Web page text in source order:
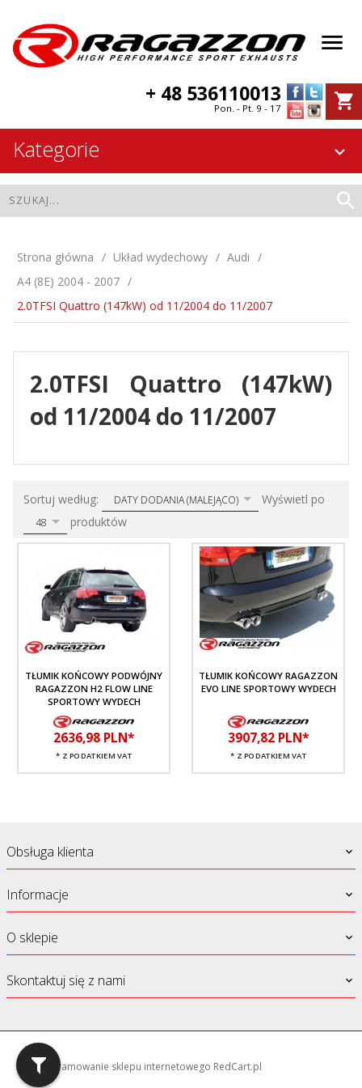
+ 48 536110013
Pon. - Pt. 9 - 17
Kategorie
Strona główna Układ wydechowy
Audi
A4 (8E) 2004 - 2007
2.0TFSI Quattro (147kW) od 11/2004 do 11/2007
2.0TFSI Quattro (147kW)
od 11/2004 do 11/2007
Sortuj według: sortDATY DODANIA (MALEJĄCO) Wyświetl po
48 produktów
TŁUMIK KOŃCOWY PODWÓJNY
RAGAZZON H2 FLOW LINE
SPORTOWY WYDECH
2636,98 PLN*
* Z PODATKIEM VAT
TŁUMIK KOŃCOWY RAGAZZON
EVO LINE SPORTOWY WYDECH
3907,82 PLN*
* Z PODATKIEM VAT
Obsługa klienta
Informacje
O sklepie
Skontaktuj się z nami
oprogramowanie sklepu internetowego RedCart.pl